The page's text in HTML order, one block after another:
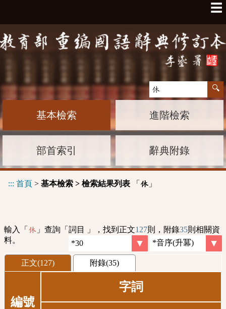
☰
基本檢索 進階檢索
部首索引 辭典附錄
::: 首頁 > 基本檢索 > 檢索結果列表 「 休」
輸入「 休 」查詢「詞目 」，找到正文127則，附錄35則相關資
料。
正文(127) 附錄(35)
編號
字詞